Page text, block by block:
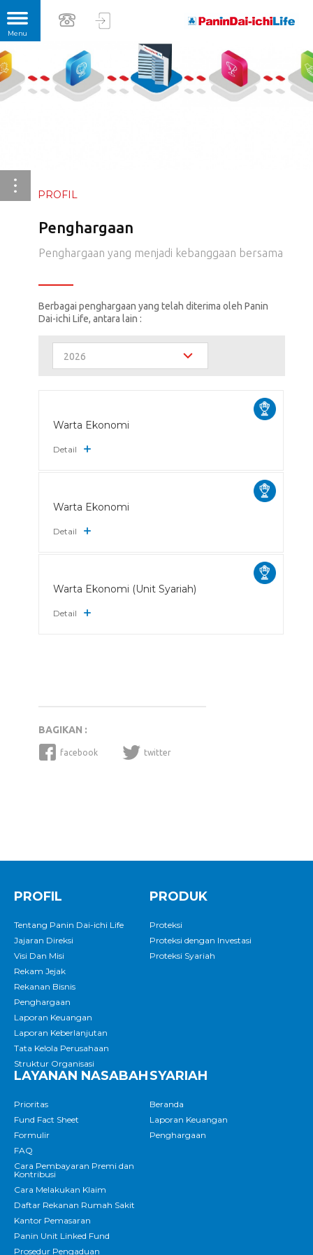
PROFIL
Penghargaan
Penghargaan yang menjadi kebanggaan bersama
Berbagai penghargaan yang telah diterima oleh Panin
Dai-ichi Life, antara lain :
2026
Warta Ekonomi
Detail
Warta Ekonomi
Detail
Warta Ekonomi (Unit Syariah)
Detail
BAGIKAN :
facebook twitter
PROFIL
Tentang Panin Dai-ichi Life
Jajaran Direksi
Visi Dan Misi
Rekam Jejak
Rekanan Bisnis
Penghargaan
Laporan Keuangan
Laporan Keberlanjutan
Tata Kelola Perusahaan
Struktur Organisasi
PRODUK
Proteksi
Proteksi dengan Investasi
Proteksi Syariah
LAYANAN NASABAH
Prioritas
Fund Fact Sheet
Formulir
FAQ
Cara Pembayaran Premi dan
Kontribusi
Cara Melakukan Klaim
Daftar Rekanan Rumah Sakit
Kantor Pemasaran
Panin Unit Linked Fund
Prosedur Pengaduan
SYARIAH
Beranda
Laporan Keuangan
Penghargaan